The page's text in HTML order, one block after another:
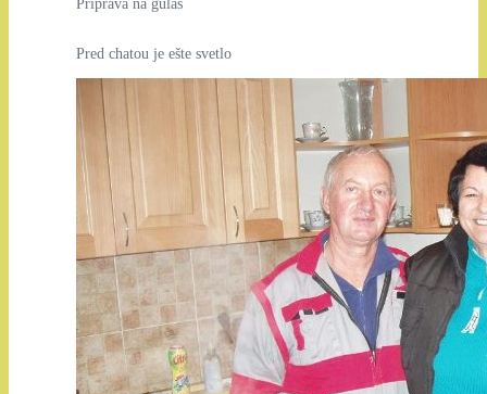
Príprava na guláš
Pred chatou je ešte svetlo